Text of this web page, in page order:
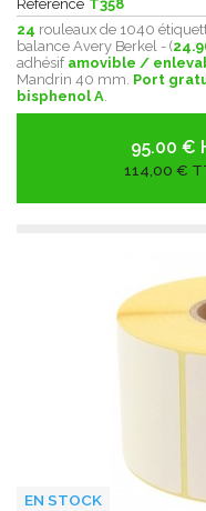
Référence T358
24 rouleaux de 1040
balance Avery Berkel - (
adhésif amovible /
Mandrin 40 mm. Port
bisphenol A.
95.00 €
114,00 €
EN STOCK